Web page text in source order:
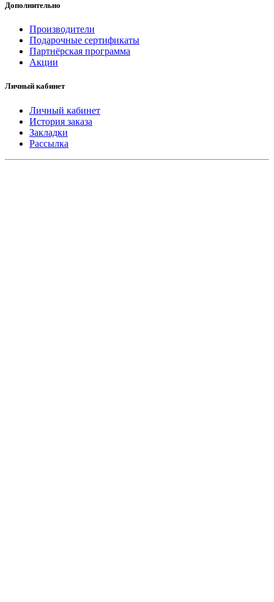
Дополнительно
Производители
Подарочные сертификаты
Партнёрская программа
Акции
Личный кабинет
Личный кабинет
История заказа
Закладки
Рассылка